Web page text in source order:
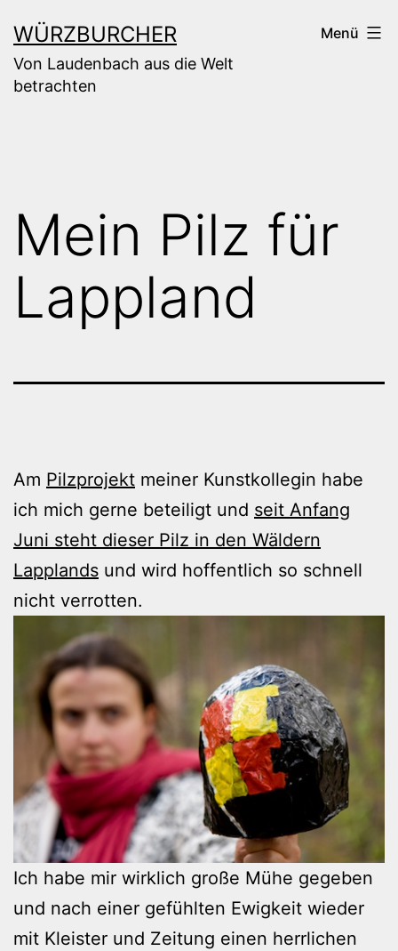
Inhalt
springen
WÜRZBURCHER
Von Laudenbach aus die Welt
betrachten
Menü
Mein Pilz für
Lappland
Am Pilzprojekt meiner Kunstkollegin habe
ich mich gerne beteiligt und seit Anfang
Juni steht dieser Pilz in den Wäldern
Lapplands und wird hoffentlich so schnell
nicht verrotten.
Ich habe mir wirklich große Mühe gegeben
und nach einer gefühlten Ewigkeit wieder
mit Kleister und Zeitung einen herrlichen